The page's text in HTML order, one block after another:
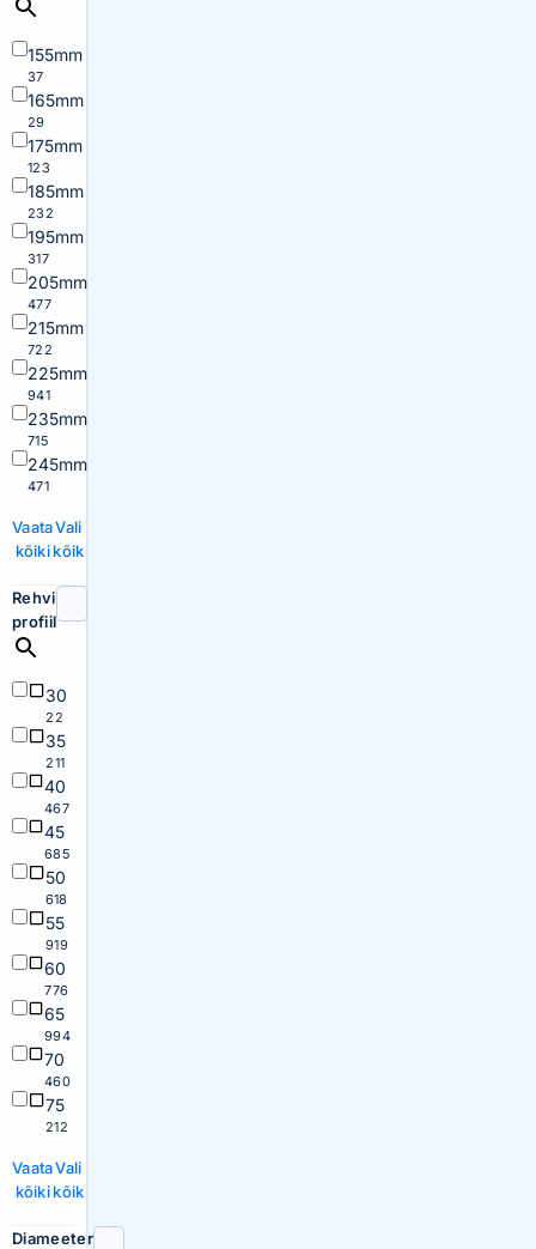
155mm
37
165mm
29
175mm
123
185mm
232
195mm
317
205mm
477
215mm
722
225mm
941
235mm
715
245mm
471
Vaata
kõiki
Vali
kõik
Rehvi
profiil
30
22
35
211
40
467
45
685
50
618
55
919
60
776
65
994
70
460
75
212
Vaata
kõiki
Vali
kõik
Diameeter